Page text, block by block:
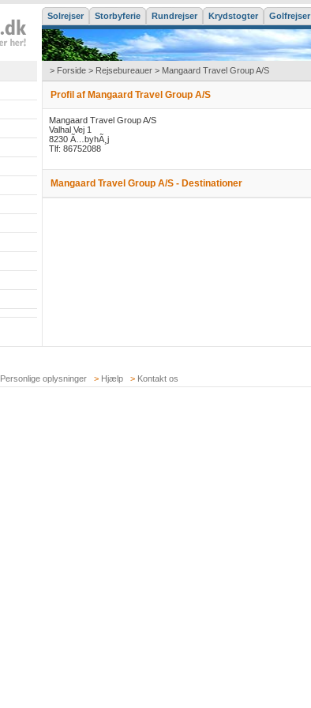
Solrejser Storbyferie Rundrejser Krydstogter Golfrejser
> Forside > Rejsebureauer > Mangaard Travel Group A/S
Profil af Mangaard Travel Group A/S
Mangaard Travel Group A/S
Valhal Vej 1
8230 Ã…byhÃ¸j
Tlf: 86752088
Mangaard Travel Group A/S - Destinationer
Personlige oplysninger > Hjælp > Kontakt os